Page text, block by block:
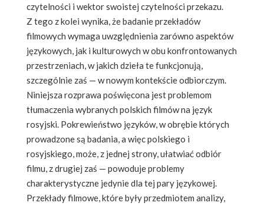
czytelności i wektor swoistej czytelności przekazu.
Z tego z kolei wynika, że badanie przekładów
filmowych wymaga uwzględnienia zarówno aspektów
językowych, jak i kulturowych w obu konfrontowanych
przestrzeniach, w jakich dzieła te funkcjonują,
szczególnie zaś — w nowym kontekście odbiorczym.
Niniejsza rozprawa poświęcona jest problemom
tłumaczenia wybranych polskich filmów na język
rosyjski. Pokrewieństwo języków, w obrębie których
prowadzone są badania, a więc polskiego i
rosyjskiego, może, z jednej strony, ułatwiać odbiór
filmu, z drugiej zaś — powoduje problemy
charakterystyczne jedynie dla tej pary językowej.
Przekłady filmowe, które były przedmiotem analizy,